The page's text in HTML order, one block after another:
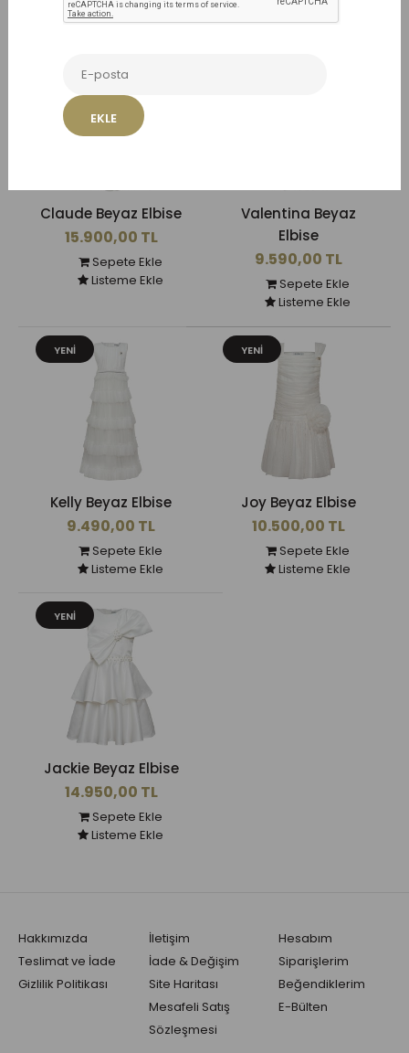
EKLE
Listeme Ekle
Claude Beyaz Elbise
15.900,00 TL
Sepete Ekle
Listeme Ekle
Valentina Beyaz
Elbise
9.590,00 TL
Sepete Ekle
Listeme Ekle
YENI
Kelly Beyaz Elbise
9.490,00 TL
Sepete Ekle
Listeme Ekle
YENI
Joy Beyaz Elbise
10.500,00 TL
Sepete Ekle
Listeme Ekle
YENI
Jackie Beyaz Elbise
14.950,00 TL
Sepete Ekle
Listeme Ekle
Hakkımızda
Teslimat ve İade
Gizlilik Politikası
İletişim
İade & Değişim
Site Haritası
Mesafeli Satış
Sözleşmesi
Hesabım
Siparişlerim
Beğendiklerim
E-Bülten